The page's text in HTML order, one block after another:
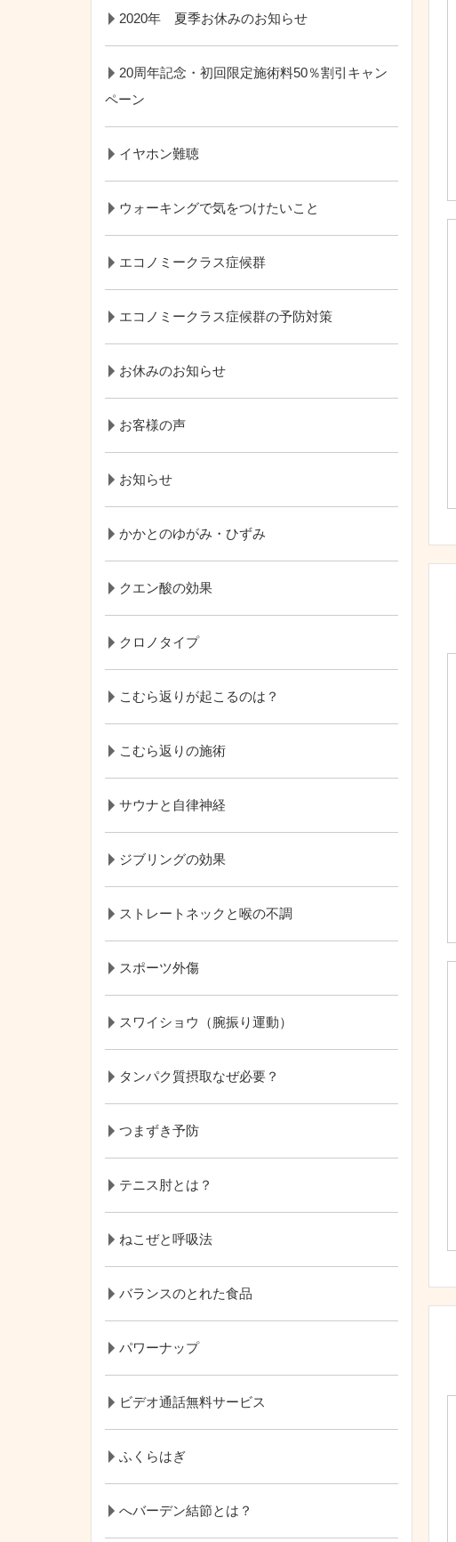
2020年 夏季お休みのお知らせ
20周年記念・初回限定施術料50％割引キャン
ペーン
イヤホン難聴
ウォーキングで気をつけたいこと
エコノミークラス症候群
エコノミークラス症候群の予防対策
お休みのお知らせ
お客様の声
お知らせ
かかとのゆがみ・ひずみ
クエン酸の効果
クロノタイプ
こむら返りが起こるのは？
こむら返りの施術
サウナと自律神経
ジブリングの効果
ストレートネックと喉の不調
スポーツ外傷
スワイショウ（腕振り運動）
タンパク質摂取なぜ必要？
つまずき予防
テニス肘とは？
ねこぜと呼吸法
バランスのとれた食品
パワーナップ
ビデオ通話無料サービス
ふくらはぎ
へバーデン結節とは？